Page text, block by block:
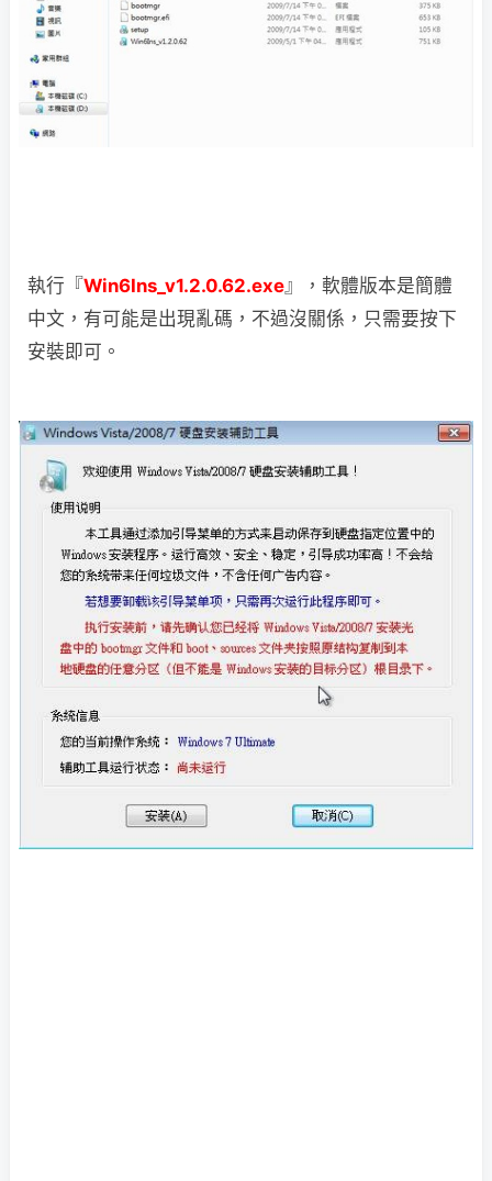
執行『Win6Ins_v1.2.0.62.exe』，軟體版本是簡體
中文，有可能是出現亂碼，不過沒關係，只需要按下
安裝即可。